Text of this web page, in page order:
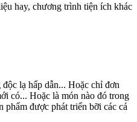
hay, chương trình tiện ích khác
lạ hấp dẫn... Hoặc chỉ đơn
có... Hoặc là món nào đó trong
phẩm được phát triển bỡi các cá